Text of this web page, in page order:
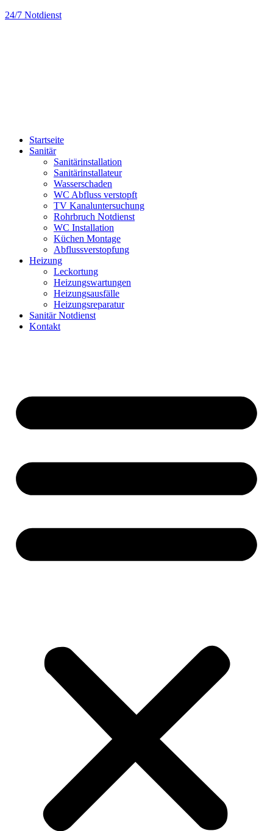
24/7 Notdienst
Startseite
Sanitär
Sanitärinstallation
Sanitärinstallateur
Wasserschaden
WC Abfluss verstopft
TV Kanaluntersuchung
Rohrbruch Notdienst
WC Installation
Küchen Montage
Abflussverstopfung
Heizung
Leckortung
Heizungswartungen
Heizungsausfälle
Heizungsreparatur
Sanitär Notdienst
Kontakt